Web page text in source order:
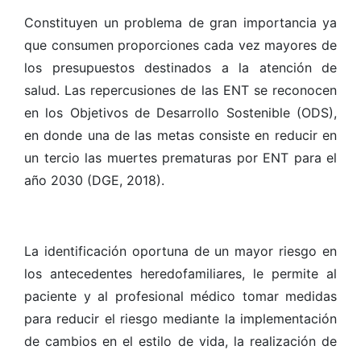
Constituyen un problema de gran importancia ya
que consumen proporciones cada vez mayores de
los presupuestos destinados a la atención de
salud. Las repercusiones de las ENT se reconocen
en los Objetivos de Desarrollo Sostenible (ODS),
en donde una de las metas consiste en reducir en
un tercio las muertes prematuras por ENT para el
año 2030 (DGE, 2018).
La identificación oportuna de un mayor riesgo en
los antecedentes heredofamiliares, le permite al
paciente y al profesional médico tomar medidas
para reducir el riesgo mediante la implementación
de cambios en el estilo de vida, la realización de